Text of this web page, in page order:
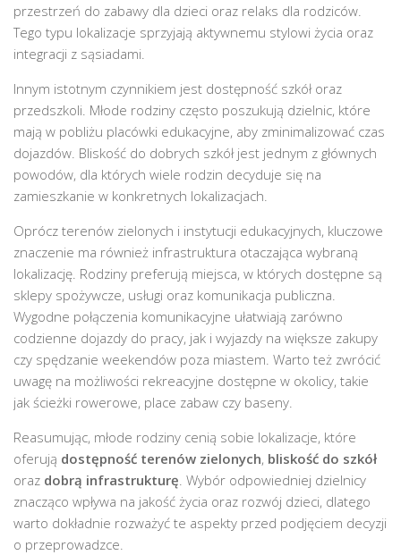
przestrzeń do zabawy dla dzieci oraz relaks dla rodziców.
Tego typu lokalizacje sprzyjają aktywnemu stylowi życia oraz
integracji z sąsiadami.
Innym istotnym czynnikiem jest dostępność szkół oraz
przedszkoli. Młode rodziny często poszukują dzielnic, które
mają w pobliżu placówki edukacyjne, aby zminimalizować czas
dojazdów. Bliskość do dobrych szkół jest jednym z głównych
powodów, dla których wiele rodzin decyduje się na
zamieszkanie w konkretnych lokalizacjach.
Oprócz terenów zielonych i instytucji edukacyjnych, kluczowe
znaczenie ma również infrastruktura otaczająca wybraną
lokalizację. Rodziny preferują miejsca, w których dostępne są
sklepy spożywcze, usługi oraz komunikacja publiczna.
Wygodne połączenia komunikacyjne ułatwiają zarówno
codzienne dojazdy do pracy, jak i wyjazdy na większe zakupy
czy spędzanie weekendów poza miastem. Warto też zwrócić
uwagę na możliwości rekreacyjne dostępne w okolicy, takie
jak ścieżki rowerowe, place zabaw czy baseny.
Reasumując, młode rodziny cenią sobie lokalizacje, które
oferują dostępność terenów zielonych, bliskość do szkół
oraz dobrą infrastrukturę. Wybór odpowiedniej dzielnicy
znacząco wpływa na jakość życia oraz rozwój dzieci, dlatego
warto dokładnie rozważyć te aspekty przed podjęciem decyzji
o przeprowadzce.